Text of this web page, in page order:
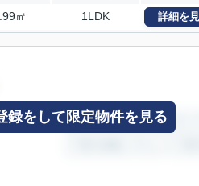
㎡ 1LDK 詳細を
録をして限定物件を見る